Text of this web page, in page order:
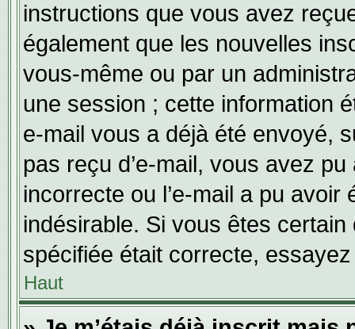
instructions que vous avez
également que les nouvelles
vous-même ou par un
une session ; cette information
e-mail vous a déjà été envoyé,
pas reçu d’e-mail, vous avez
incorrecte ou l’e-mail a pu
indésirable. Si vous êtes
spécifiée était correcte,
Haut